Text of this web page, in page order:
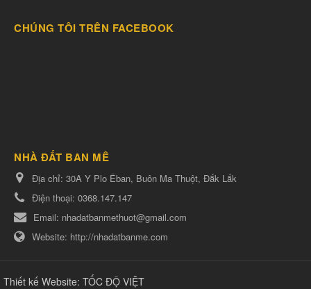
CHÚNG TÔI TRÊN FACEBOOK
NHÀ ĐẤT BAN MÊ
Địa chỉ: 30A Y Plo Êban, Buôn Ma Thuột, Đắk Lắk
Điện thoại: 0368.147.147
Email: nhadatbanmethuot@gmail.com
Website: http://nhadatbanme.com
Thiết kế Website: TỐC ĐỘ VIỆT